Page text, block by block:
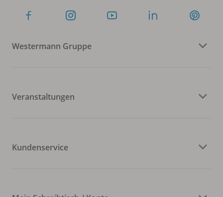
Westermann Gruppe
Veranstaltungen
Kundenservice